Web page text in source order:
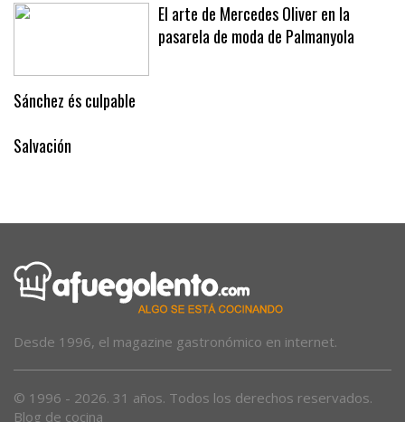
El arte de Mercedes Oliver en la
pasarela de moda de Palmanyola
Sánchez és culpable
Salvación
Desde 1996, el magazine gastronómico en internet.
© 1996 - 2026. 31 años. Todos los derechos reservados.
Blog de cocina